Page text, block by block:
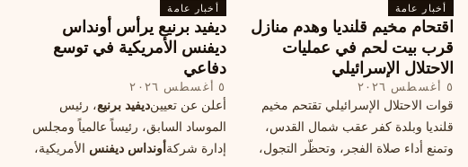
المدني. تفاصيل الهجوم وتداعياته.
"الحصار بالنيران
أخبار عامة
اقتحام مخيم قلنديا وهدم منازل
قرب بيت لحم في عمليات
الاحتلال الإسرائيلي
٥ أغسطس ٢٠٢٦
قوات الاحتلال الإسرائيلي تقتحم مخيم
قلنديا وبلدة كفر عقب شمال القدس،
وتمنع أداء صلاة الفجر، وتحظّر التجول،
أخبار عامة
ديفيد برنيع يرأس أونداس
ديفنس الأمريكية في توسع
دفاعي
٥ أغسطس ٢٠٢٦
أعلن عن تعيينديفيد برنيع، رئيس
الموساد السابق، رئيساً عالمياً ومجلس
إدارة شركةأونداس ديفنس الأمريكية،